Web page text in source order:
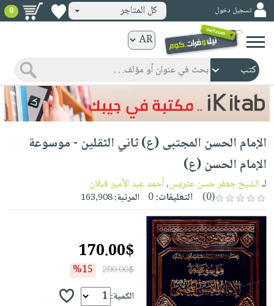
ورقية
المواضيع
صدر
حديثاً
الأكثر
مبيعاً
جوائز
شحن
مخفض
عروض
خاصة
صفحات
مشوقة
Ai
كتب
الكترونية
الرئيسية
صدر
حديثاً
الأكثر
مبيعاً
كتب
مجانية
iKitab
بلا
صوتية
الصفحة
الرئيسية
masmu3
بلا
حدود
أسئلة
يتكرر
أطفال
وناشئة
الصفحة
الرئيسية
المواضيع
وسائل
تعليمية
تسجيل دخول كل المتاجر 0
الإمام الحسن المجتبى (ع) ثاني الثقلين - موسوعة
الإمام الحسن (ع)
لـالشيخ جعفر حسن عتريس،أحمد عبد الأمير قبلان
(0)
التعليقات:0 المرتبة:163,908
170.00$
200.00$
%15
الكمية: